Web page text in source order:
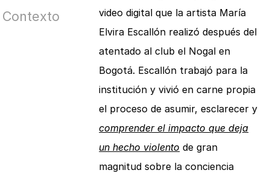
Contexto
video digital que la artista María
Elvira Escallón realizó después del
atentado al club el Nogal en
Bogotá. Escallón trabajó para la
institución y vivió en carne propia
el proceso de asumir, esclarecer y
comprender el impacto que deja
un hecho violento de gran
magnitud sobre la conciencia